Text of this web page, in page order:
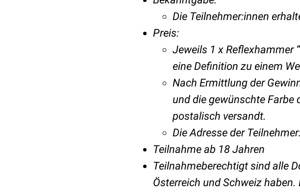
Die Teilnehmer:innen
Preis:
Jeweils 1 x Reflexhammer
eine Definition zu einem
Nach Ermittlung der
und die gewünschte Farbe
postalisch versandt.
Die Adresse der
Teilnahme ab 18 Jahren
Teilnahmeberechtigt sind alle
Österreich und Schweiz